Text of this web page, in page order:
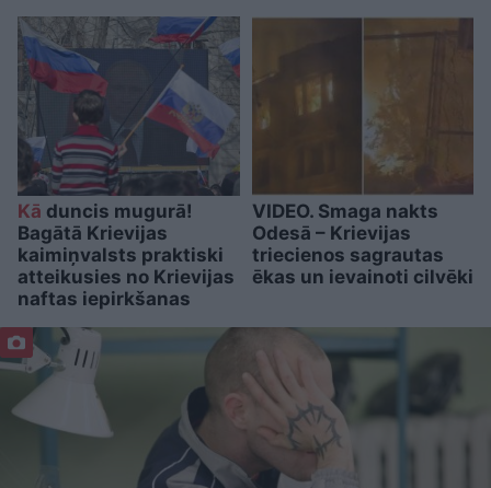
Kā duncis mugurā!
Bagātā Krievijas
kaimiņvalsts praktiski
atteikusies no Krievijas
naftas iepirkšanas
VIDEO. Smaga nakts
Odesā – Krievijas
triecienos sagrautas
ēkas un ievainoti cilvēki